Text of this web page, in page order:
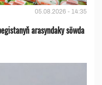
05.08.2026 - 14:35
arasyndaky söwda